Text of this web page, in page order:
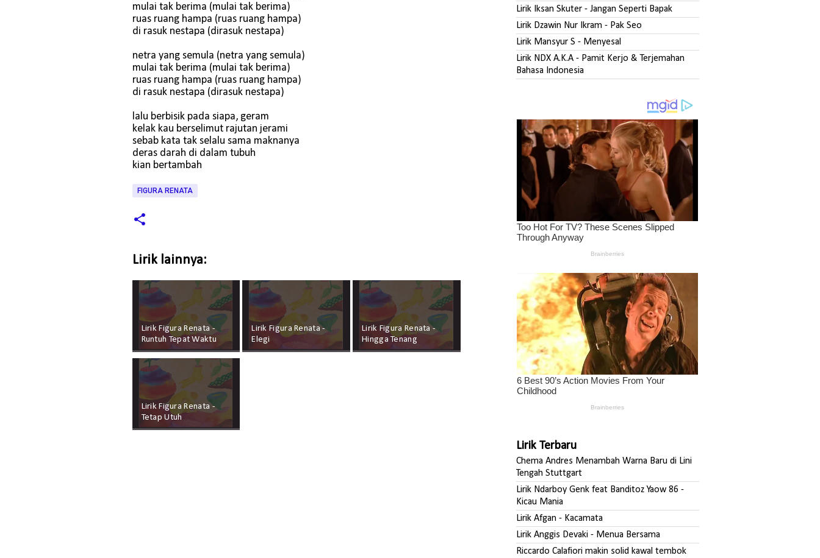
mulai tak berima (mulai tak berima)
ruas ruang hampa (ruas ruang hampa)
di rasuk nestapa (dirasuk nestapa)
netra yang semula (netra yang semula)
mulai tak berima (mulai tak berima)
ruas ruang hampa (ruas ruang hampa)
di rasuk nestapa (dirasuk nestapa)
lalu berbisik pada siapa, geram
kelak kau berselimut rajutan jerami
sebab kata tak selalu sama maknanya
deras darah di dalam tubuh
kian bertambah
FIGURA RENATA
Lirik lainnya:
Lirik Figura Renata -
Runtuh Tepat Waktu
Lirik Figura Renata -
Elegi
Lirik Figura Renata -
Hingga Tenang
Lirik Figura Renata -
Tetap Utuh
Lirik Iksan Skuter - Jangan Seperti Bapak
Lirik Dzawin Nur Ikram - Pak Seo
Lirik Mansyur S - Menyesal
Lirik NDX A.K.A - Pamit Kerjo & Terjemahan
Bahasa Indonesia
Lirik Terbaru
Chema Andres Menambah Warna Baru di Lini
Tengah Stuttgart
Lirik Ndarboy Genk feat Banditoz Yaow 86 -
Kicau Mania
Lirik Afgan - Kacamata
Lirik Anggis Devaki - Menua Bersama
Riccardo Calafiori makin solid kawal tembok